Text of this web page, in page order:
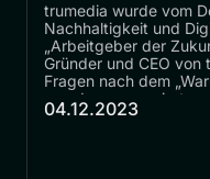
trumedia wurde vom
Nachhaltigkeit und
„Arbeitgeber der
Gründer und CEO
Fragen nach dem
von der renommierten
04.12.2023